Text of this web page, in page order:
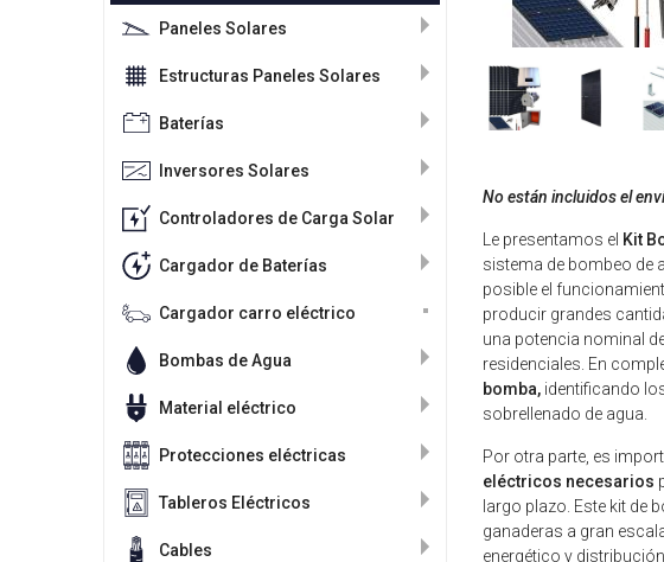
Paneles Solares
Estructuras Paneles Solares
Baterías
Inversores Solares
Controladores de Carga Solar
Cargador de Baterías
Cargador carro eléctrico
Bombas de Agua
Material eléctrico
Protecciones eléctricas
Tableros Eléctricos
Cables
No están incluidos el
Le presentamos el Kit
sistema de bombeo de
posible el
producir grandes
una potencia nominal
residenciales. En
bomba, identificando
sobrellenado de agua.
Por otra parte, es
eléctricos necesarios
largo plazo. Este kit de
ganaderas a gran
energético y